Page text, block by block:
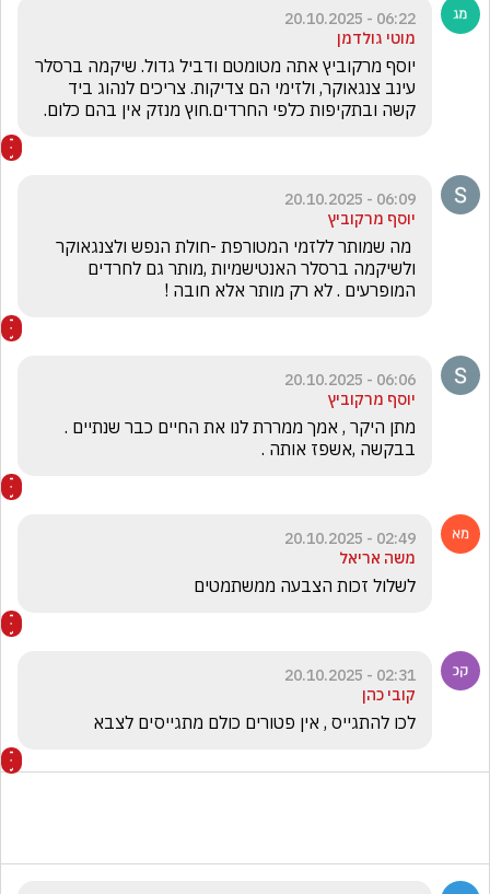
06:22 - 20.10.2025
מוטי גולדמן
קשה ובתקיפות כלפי החרדים.חוץ מנזק אין בהם כלום.
06:09 - 20.10.2025
יוסף מרקוביץ
המופרעים . לא רק מותר אלא חובה !
06:06 - 20.10.2025
יוסף מרקוביץ
בבקשה ,אשפז אותה .
02:49 - 20.10.2025
משה אריאל
לשלול זכות הצבעה ממשתמטים
02:31 - 20.10.2025
קובי כהן
לכו להתגייס , אין פטורים כולם מתגייסים לצבא